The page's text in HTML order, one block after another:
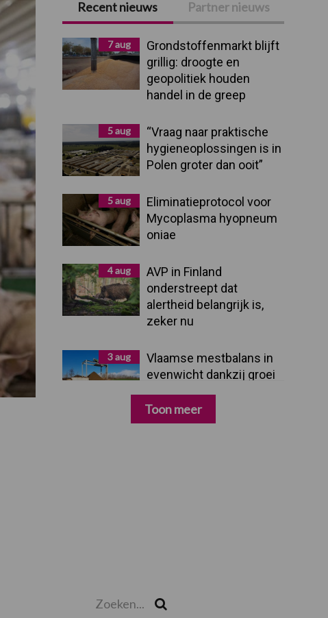
Primaire
Sidebar
Recent nieuws Partner nieuws
7 aug
Grondstoffenmarkt blijft
grillig: droogte en
geopolitiek houden
handel in de greep
5 aug
“Vraag naar praktische
hygieneoplossingen is in
Polen groter dan ooit”
5 aug
Eliminatieprotocol voor
Mycoplasma hyopneum
oniae
4 aug
AVP in Finland
onderstreept dat
alertheid belangrijk is,
zeker nu
3 aug
Vlaamse mestbalans in
evenwicht dankzij groei
van
verwerkingscapaciteit
Toon meer